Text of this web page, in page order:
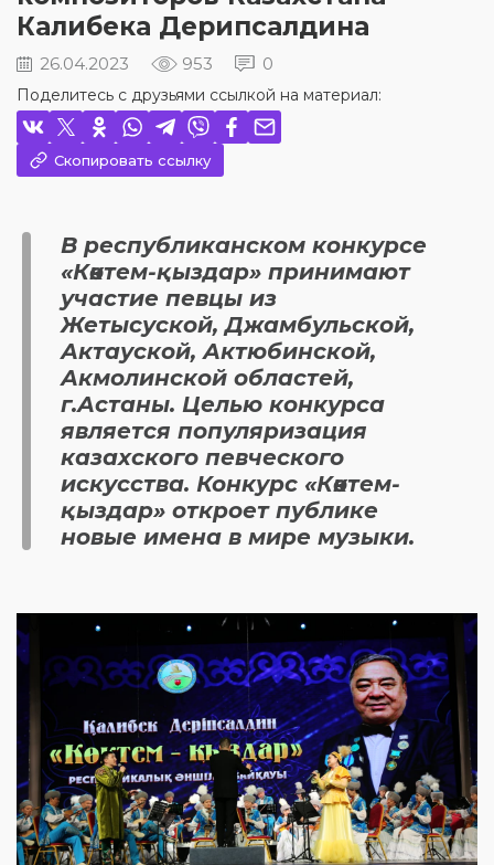
Калибека Дерипсалдина
26.04.2023 953 0
Поделитесь с друзьями ссылкой на материал:
Скопировать ссылку
В республиканском конкурсе
«Көктем-қыздар» принимают
участие певцы из
Жетысуской, Джамбульской,
Актауской, Актюбинской,
Акмолинской областей,
г.Астаны. Целью конкурса
является популяризация
казахского певческого
искусства. Конкурс «Көктем-
қыздар» откроет публике
новые имена в мире музыки.